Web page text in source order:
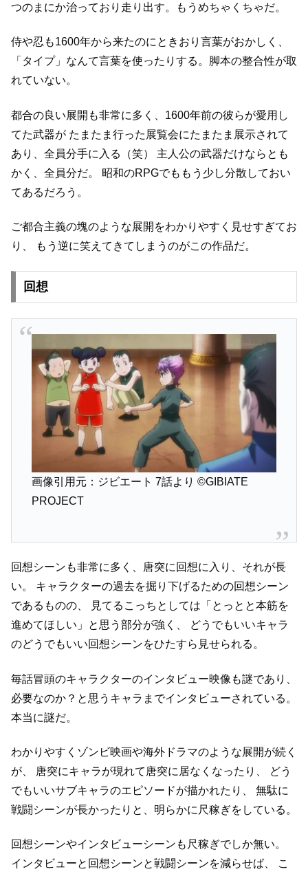
つのまにか治っており走り出す。もうめちゃくちゃだ。
侍や忍も1600年から来たのにときおり言葉がおかしく、
「タイプ」なんて言葉を使ったりする。脚本の整合性が取
れていない。
都合の良い展開も非常に多く、1600年前の彼らが愛用し
てた武器が たまたま行った展覧会にたまたま展示されて
あり、全員分手に入る（笑）
主人公の武器だけならとも
かく、全員分だ。
昭和のRPGでももう少し分散しておい
てあるだろう。
ご都合主義の塊のような展開をわかりやすく見せすぎてお
り、
もう逆に笑えてきてしまうのがこの作品だ。
回想
画像引用元：ジビエート 7話より ©GIBIATE
PROJECT
回想シーンも非常に多く、唐突に回想に入り、それが長
い。
キャラクターの過去を掘り下げるための回想シーン
であるものの、
見てるこっちとしては「とっとと本筋を
進めてほしい」と思う部分が強く、
どうでもいいキャラ
のどうでもいい回想シーンをひたすら見せられる。
毎話冒頭のキャラクターのインタビュー映像も謎であり、
必要なのか？と思うキャラまでインタビューされている。
本当に謎だ。
わかりやすくゾンビ映画や海外ドラマのような展開が続く
が、
唐突にキャラが現れて唐突に居なくなったり、
どう
でもいいサブキャラのエピソードが描かれたり、
無駄に
戦闘シーンが長かったりと、明らかに尺稼ぎをしている。
回想シーンやインタビューシーンも尺稼ぎでしか無い。
インタビューと回想シーンと戦闘シーンを減らせば、
こ